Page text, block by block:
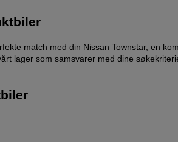
match med din Nissan Townstar, en
lager som samsvarer med dine